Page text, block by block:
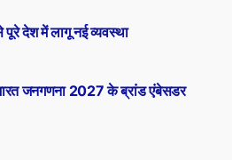
जनगणना 2027 के ब्रांड एंबेसडर
देश में लागू नई व्यवस्था